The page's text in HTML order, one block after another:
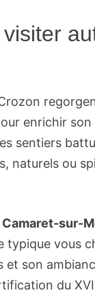
enrichir son
sentiers
naturels ou
Camaret-sur-
typique vous
et son
du